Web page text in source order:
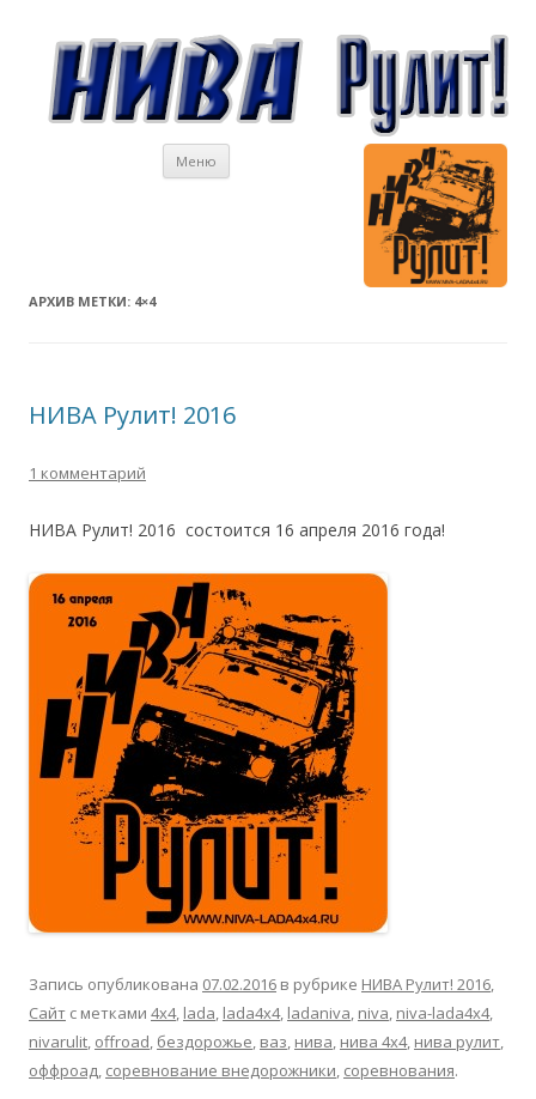
Меню Перейти к содержимому
АРХИВ МЕТКИ: 4×4
НИВА Рулит! 2016
1 комментарий
НИВА Рулит! 2016 состоится 16 апреля 2016 года!
Запись опубликована 07.02.2016 в рубрике НИВА Рулит! 2016,
Сайт с метками 4x4, lada, lada4x4, ladaniva, niva, niva-lada4x4,
nivarulit, offroad, бездорожье, ваз, нива, нива 4х4, нива рулит,
оффроад, соревнование внедорожники, соревнования.